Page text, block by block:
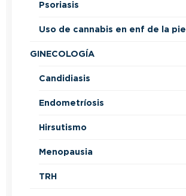
Psoriasis
Uso de cannabis en enf de la piel
GINECOLOGÍA
Candidiasis
Endometríosis
Hirsutismo
Menopausia
TRH